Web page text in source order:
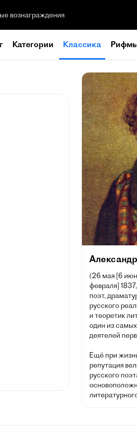
вознаграждения
Категории Классика
(26 мая [6
февраля]
поэт,
русского
и теоретик
один из
деятелей
Ещё при
репутация
русского